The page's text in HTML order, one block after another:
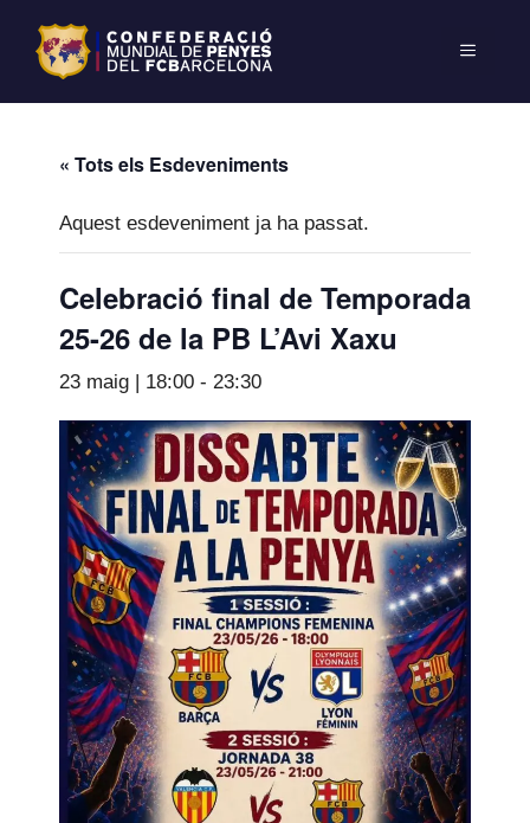
« Tots els Esdeveniments
Aquest esdeveniment ja ha passat.
Celebració final de Temporada
25-26 de la PB L’Avi Xaxu
23 maig | 18:00 - 23:30